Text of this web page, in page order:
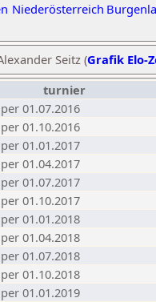
Niederösterreich
Seitz (Grafik Elo-
turnier
01.07.2016
01.10.2016
01.01.2017
01.04.2017
01.07.2017
01.10.2017
01.01.2018
01.04.2018
01.07.2018
01.10.2018
01.01.2019